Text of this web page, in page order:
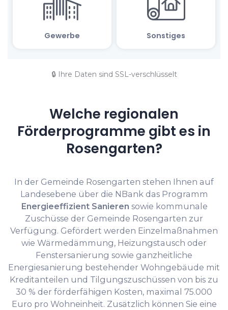
🔒 Ihre Daten sind SSL-verschlüsselt
Welche regionalen
Förderprogramme gibt es in
Rosengarten?
In der Gemeinde Rosengarten stehen Ihnen auf
Landesebene über die NBank das Programm
Energieeffizient Sanieren sowie kommunale
Zuschüsse der Gemeinde Rosengarten zur
Verfügung. Gefördert werden Einzelmaßnahmen
wie Wärmedämmung, Heizungstausch oder
Fenstersanierung sowie ganzheitliche
Energiesanierung bestehender Wohngebäude mit
Kreditanteilen und Tilgungszuschüssen von bis zu
30 % der förderfähigen Kosten, maximal 75.000
Euro pro Wohneinheit. Zusätzlich können Sie eine